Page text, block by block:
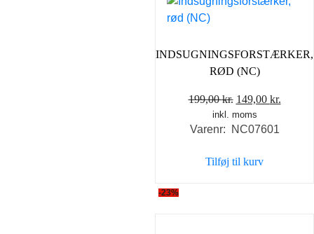
INDSUGNINGSFORSTÆRKER,
RØD (NC)
199,00kr. Den
oprindelige
pris
199,00 kr..
149,00 kr.Den
inkl. moms
Varenr: NC07601
Tilføj til kurv
-23%